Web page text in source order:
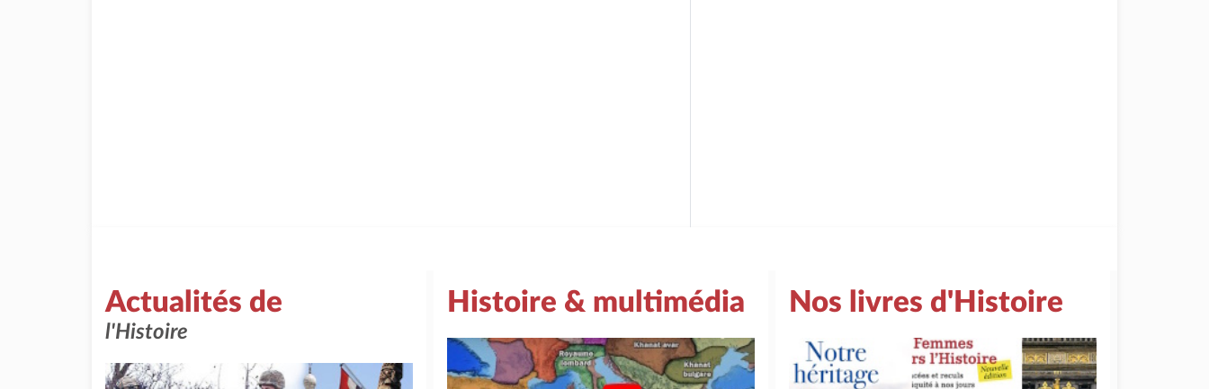
Actualités de
l'Histoire
Histoire & multimédia Nos livres d'Histoire